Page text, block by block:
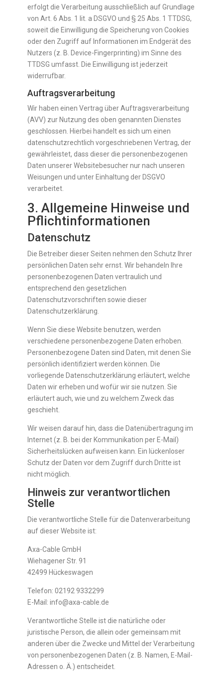
erfolgt die Verarbeitung ausschließlich auf Grundlage
von Art. 6 Abs. 1 lit. a DSGVO und § 25 Abs. 1 TTDSG,
soweit die Einwilligung die Speicherung von Cookies
oder den Zugriff auf Informationen im Endgerät des
Nutzers (z. B. Device-Fingerprinting) im Sinne des
TTDSG umfasst. Die Einwilligung ist jederzeit
widerrufbar.
Auftragsverarbeitung
Wir haben einen Vertrag über Auftragsverarbeitung
(AVV) zur Nutzung des oben genannten Dienstes
geschlossen. Hierbei handelt es sich um einen
datenschutzrechtlich vorgeschriebenen Vertrag, der
gewährleistet, dass dieser die personenbezogenen
Daten unserer Websitebesucher nur nach unseren
Weisungen und unter Einhaltung der DSGVO
verarbeitet.
3. Allgemeine Hinweise und
Pflicht­informationen
Datenschutz
Die Betreiber dieser Seiten nehmen den Schutz Ihrer
persönlichen Daten sehr ernst. Wir behandeln Ihre
personenbezogenen Daten vertraulich und
entsprechend den gesetzlichen
Datenschutzvorschriften sowie dieser
Datenschutzerklärung.
Wenn Sie diese Website benutzen, werden
verschiedene personenbezogene Daten erhoben.
Personenbezogene Daten sind Daten, mit denen Sie
persönlich identifiziert werden können. Die
vorliegende Datenschutzerklärung erläutert, welche
Daten wir erheben und wofür wir sie nutzen. Sie
erläutert auch, wie und zu welchem Zweck das
geschieht.
Wir weisen darauf hin, dass die Datenübertragung im
Internet (z. B. bei der Kommunikation per E-Mail)
Sicherheitslücken aufweisen kann. Ein lückenloser
Schutz der Daten vor dem Zugriff durch Dritte ist
nicht möglich.
Hinweis zur verantwortlichen
Stelle
Die verantwortliche Stelle für die Datenverarbeitung
auf dieser Website ist:
Axa-Cable GmbH
Wiehagener Str. 91
42499 Hückeswagen
Telefon: 02192 9332299
E-Mail: info@axa-cable.de
Verantwortliche Stelle ist die natürliche oder
juristische Person, die allein oder gemeinsam mit
anderen über die Zwecke und Mittel der Verarbeitung
von personenbezogenen Daten (z. B. Namen, E-Mail-
Adressen o. Ä.) entscheidet.